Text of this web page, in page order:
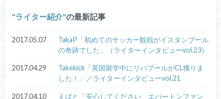
ライター紹介 の最新記事
2017.05.07
TakaP「初めてのサッカー観戦がイスタンブール
の奇跡でした」（ライターインタビューvol.23）
2017.04.29
Takekick「英国留学中にリバプールがCL獲りま
した！」／ライターインタビューvol.21
2017.04.10
えばと「安心してください、エバートンファン